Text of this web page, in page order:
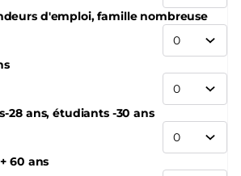
d'emploi, famille nombreuse
-28 ans, étudiants -30 ans
+ 60 ans